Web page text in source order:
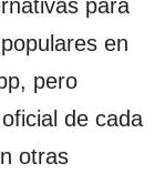
para
en
pero
de cada
otras